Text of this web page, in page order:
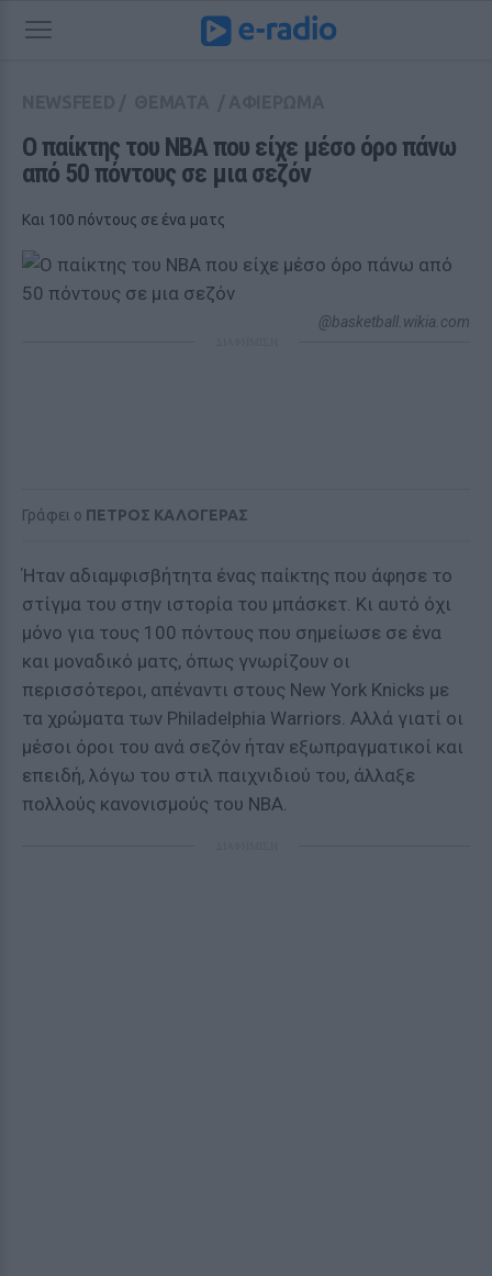
Ο παίκτης του NBA που είχε μέσο όρο πάνω
από 50 πόντους σε μια σεζόν
Και 100 πόντους σε ένα ματς
@basketball.wikia.com
Γράφει ο ΠΕΤΡΟΣ ΚΑΛΟΓΕΡΑΣ
Ήταν αδιαμφισβήτητα ένας παίκτης που άφησε το
στίγμα του στην ιστορία του μπάσκετ. Κι αυτό όχι
μόνο για τους 100 πόντους που σημείωσε σε ένα
και μοναδικό ματς, όπως γνωρίζουν οι
περισσότεροι, απέναντι στους New York Knicks με
τα χρώματα των Philadelphia Warriors. Αλλά γιατί οι
μέσοι όροι του ανά σεζόν ήταν εξωπραγματικοί και
επειδή, λόγω του στιλ παιχνιδιού του, άλλαξε
πολλούς κανονισμούς του NBA.